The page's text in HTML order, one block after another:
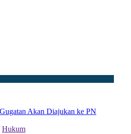
Akan Diajukan ke PN
Hukum